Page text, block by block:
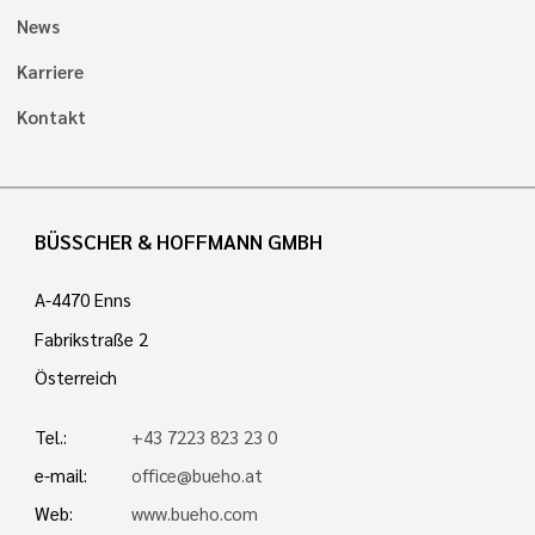
News
Karriere
Kontakt
BÜSSCHER & HOFFMANN GMBH
A-4470 Enns
Fabrikstraße 2
Österreich
Tel.:
+43 7223 823 23 0
e-mail:
office@bueho.at
Web:
www.bueho.com